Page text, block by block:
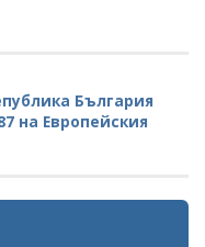
България
на Европейския